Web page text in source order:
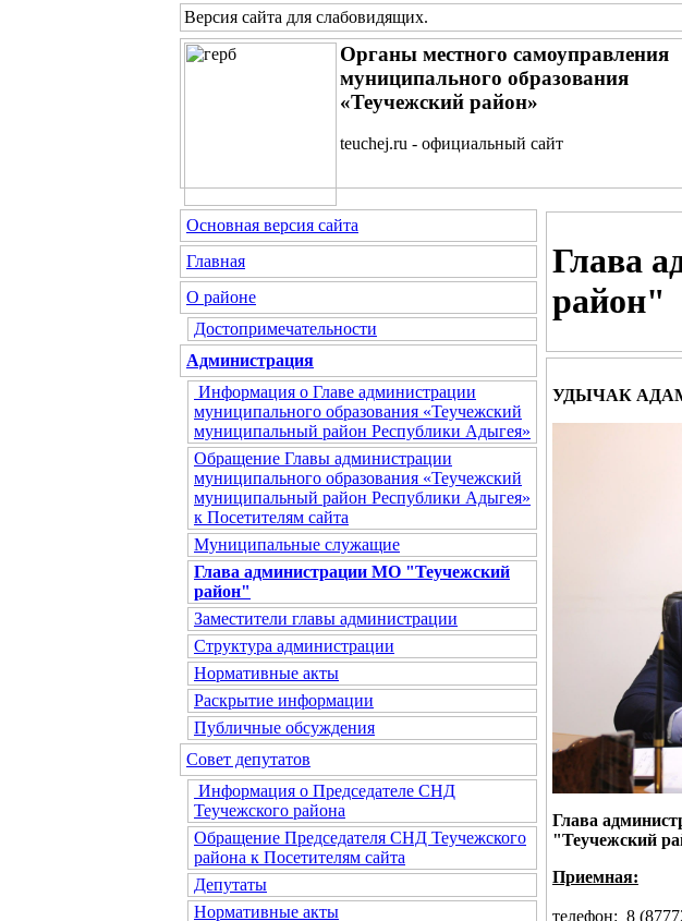
Версия сайта для слабовидящих.
Органы местного самоуправления
муниципального образования
«Теучежский район»
teuchej.ru - официальный сайт
Основная версия сайта
Главная
О районе
Достопримечательности
Администрация
Информация о Главе администрации
муниципального образования «Теучежский
муниципальный район Республики Адыгея»
Обращение Главы администрации
муниципального образования «Теучежский
муниципальный район Республики Адыгея»
к Посетителям сайта
Муниципальные служащие
Глава администрации МО "Теучежский
район"
Заместители главы администрации
Структура администрации
Нормативные акты
Раскрытие информации
Публичные обсуждения
Совет депутатов
Информация о Председателе СНД
Теучежского района
Обращение Председателя СНД Теучежского
района к Посетителям сайта
Депутаты
Нормативные акты
Глава
район"
УДЫЧАК
Глава
"Теучежский
Приемная:
телефон: 8